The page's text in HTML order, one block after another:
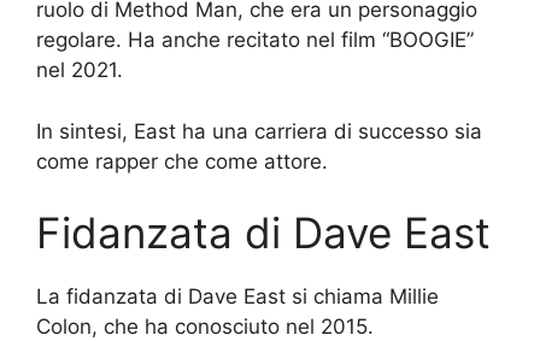
ruolo di Method Man, che era un personaggio
regolare. Ha anche recitato nel film “BOOGIE”
nel 2021.
In sintesi, East ha una carriera di successo sia
come rapper che come attore.
Fidanzata di Dave East
La fidanzata di Dave East si chiama Millie
Colon, che ha conosciuto nel 2015.